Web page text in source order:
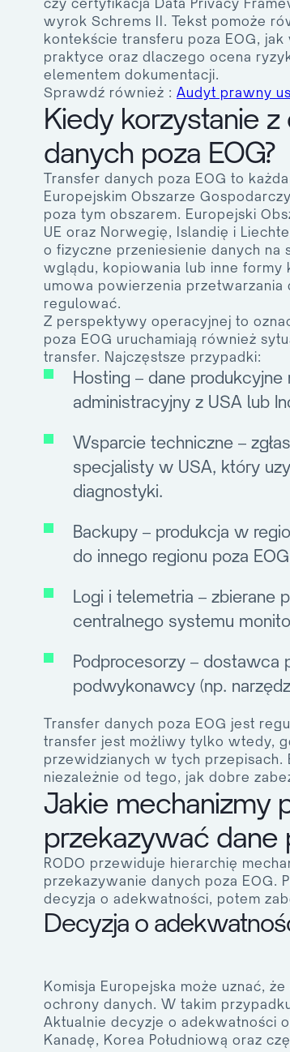
czy certyfikacja Data Privacy
wyrok Schrems II. Tekst pomoże
kontekście transferu poza EOG,
praktyce oraz dlaczego ocena
elementem dokumentacji.
Sprawdź również : Audyt prawny
Kiedy korzystanie
danych poza EOG?
Transfer danych poza EOG to
Europejskim Obszarze
poza tym obszarem. Europejski
UE oraz Norwegię, Islandię i
o fizyczne przeniesienie danych
wglądu, kopiowania lub inne formy
umowa powierzenia
regulować.
Z perspektywy operacyjnej to
poza EOG uruchamiają również
transfer. Najczęstsze przypadki:
Hosting – dane
administracyjny z USA lub
Wsparcie techniczne –
specjalisty w USA, który
diagnostyki.
Backupy – produkcja w
do innego regionu poza
Logi i telemetria – zbierane
centralnego systemu
Podprocesorzy – dostawca
podwykonawcy (np.
Transfer danych poza EOG jest
transfer jest możliwy tylko wtedy,
przewidzianych w tych przepisach.
niezależnie od tego, jak dobre
Jakie mechanizmy
przekazywać dane
RODO przewiduje hierarchię
przekazywanie danych poza EOG.
decyzja o adekwatności, potem
Decyzja o
Komisja Europejska może uznać,
ochrony danych. W takim
Aktualnie decyzje o adekwatności
Kanadę, Korea Południową oraz